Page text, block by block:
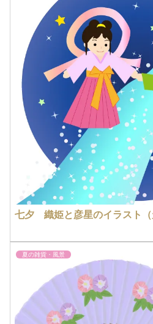
七夕 織姫と彦星のイラスト（
夏の雑貨・風景